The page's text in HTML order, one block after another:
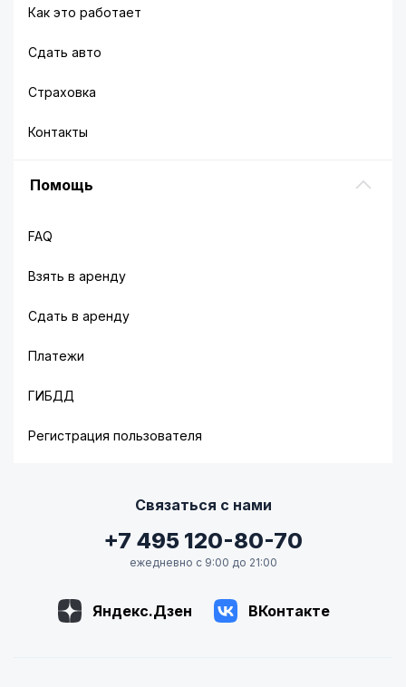
Как это работает
Сдать авто
Страховка
Контакты
Помощь
FAQ
Взять в аренду
Сдать в аренду
Платежи
ГИБДД
Регистрация пользователя
Связаться с нами
+7 495 120-80-70
ежедневно с 9:00 до 21:00
Яндекс.Дзен ВКонтакте